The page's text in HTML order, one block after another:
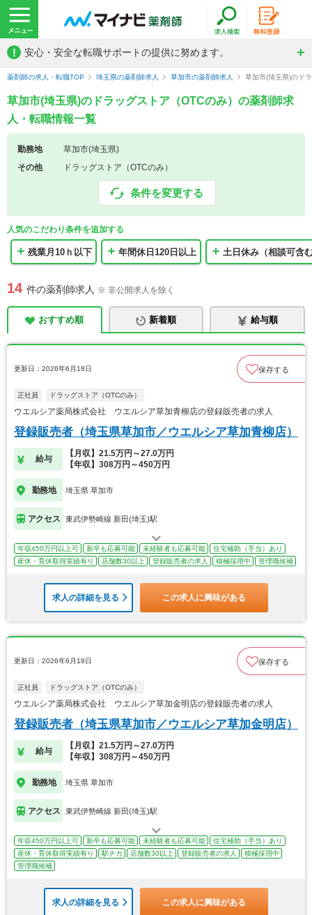
! 安心・安全な転職サポートの提供に努めます。
薬剤師の求人・転職TOP 埼玉県の薬剤師求人 草加市の薬剤師求人 草加市(埼玉県)のド
草加市(埼玉県)のドラッグストア（OTCのみ）の薬剤師求
人・転職情報一覧
勤務地
草加市(埼玉県)
その他
ドラッグストア（OTCのみ）
条件を変更する
人気のこだわり条件を追加する
残業月10ｈ以下 年間休日120日以上 土日休み（相談可含
14 件の薬剤師求人 ※ 非公開求人を除く
おすすめ順 新着順 給与順
更新日：2026年6月18日 保存する
正社員 ドラッグストア（OTCのみ）
ウエルシア薬局株式会社 ウエルシア草加青柳店の登録販売者の求人
登録販売者（埼玉県草加市／ウエルシア草加青柳店）
給与
【月収】21.5万円～27.0万円
【年収】308万円～450万円
勤務地 埼玉県 草加市
アクセス 東武伊勢崎線 新田(埼玉)駅
年収450万円以上可 新卒も応募可能 未経験者も応募可能
住宅補助（手当）あり
産休・育休取得実績有り
店舗数30以上 登録販売者の求人 積極採用中 管理職候補
求人の詳細を見る この求人に興味がある
更新日：2026年6月18日 保存する
正社員 ドラッグストア（OTCのみ）
ウエルシア薬局株式会社 ウエルシア草加金明店の登録販売者の求人
登録販売者（埼玉県草加市／ウエルシア草加金明店）
給与
【月収】21.5万円～27.0万円
【年収】308万円～450万円
勤務地 埼玉県 草加市
アクセス 東武伊勢崎線 新田(埼玉)駅
年収450万円以上可 新卒も応募可能 未経験者も応募可能
住宅補助（手当）あり
産休・育休取得実績有り
駅チカ 店舗数30以上 登録販売者の求人
積極採用中
管理職候補
求人の詳細を見る この求人に興味がある